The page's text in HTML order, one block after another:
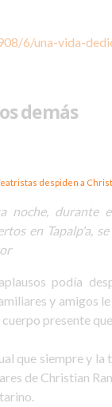
6/una-vida-
demás
despiden a
noche, durante
en Tapalp'a,
podía
y amigos
presente
que siempre y
de Christian